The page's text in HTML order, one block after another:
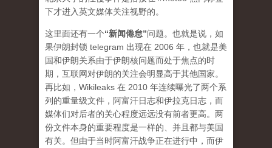
下才进入英文媒体关注视野的。
这里面还有一个“新闻倦怠”问题。也就是说，如
果伊朗封锁 telegram 出现在 2006 年，也就是美
国和伊朗关系由于伊朗核问题而处于焦点的时
期，互联网对伊朗的关注会明显高于其他国家。
再比如，Wikileaks 在 2010 年连续曝光了两个系
列的重量级文件，阿富汗日志和伊拉克日志，而
媒体们对后者的关心程度远远没有前者更高。两
份文件本身的重要程度是一样的、并且都与美国
有关。但由于当时阿富汗战争正在进行中，而伊